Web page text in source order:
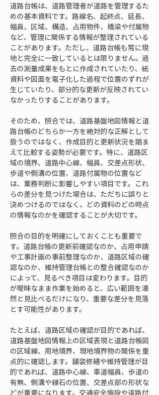
道路台帳は、道路管理者が道路を管理するた
めの基本資料です。路線名、起終点、延長、
幅員、区域、構造、占用物件、橋梁や付属物
など、管理に関係する情報が整理されている
ことがあります。ただし、道路台帳も常に現
地と完全に一致しているとは限りません。過
去の測量成果をもとに作成されていたり、紙
資料や図面を電子化した過程で位置のずれが
生じていたり、部分的な更新が反映されてい
なかったりすることがあります。
そのため、照合では、道路基盤地図情報と道
路台帳のどちらか一方を絶対的な正解として
扱うのではなく、作成目的と更新状況を踏ま
えて比較する姿勢が必要です。特に、道路区
域の境界、道路中心線、幅員、交差点形状、
歩道や側溝の位置、道路付属物の位置など
は、業務判断に影響しやすい項目です。これ
らの差分を見つけた場合は、ただちに誤りと
決めつけるのではなく、どの資料のどの時点
の情報なのかを確認することが大切です。
照合の目的を明確にしておくことも重要で
す。道路台帳の更新前確認なのか、占用申請
や工事計画の事前整理なのか、道路区域の確
認なのか、維持管理台帳との整合確認なのか
によって、見るべき項目は変わります。目的
が曖昧なまま作業を始めると、広い範囲を漫
然と見比べるだけになり、重要な差分を見落
とす可能性があります。
たとえば、道路区域の確認が目的であれば、
道路基盤地図情報上の区域表現と道路台帳図
の区域線、用地境界、現地境界物の関係を重
点的に確認します。舗装修繕や維持管理が目
的であれば、道路中心線、車道幅員、歩道の
有無、側溝や縁石の位置、交差点部の形状な
どが重要になります。交通安全施設や道路付